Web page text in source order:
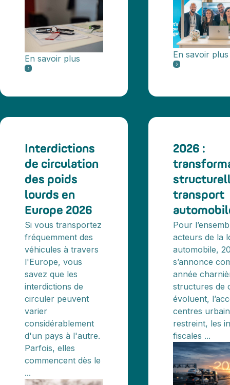
En savoir plus En savoir plus
Interdictions
de circulation
des poids
lourds en
Europe 2026
Si vous transportez
fréquemment des
véhicules à travers
l'Europe, vous
savez que les
interdictions de
circuler peuvent
varier
considérablement
d'un pays à l'autre.
Parfois, elles
commencent dès le
...
2026 :
transport
Pour
acteurs de la
automobile,
s’annonce
année
structures de
évoluent,
centres
restreint, les
fiscales ...